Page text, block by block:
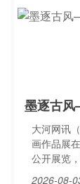
墨逐古
大河网讯
画作品展
公开展览
2026-08-